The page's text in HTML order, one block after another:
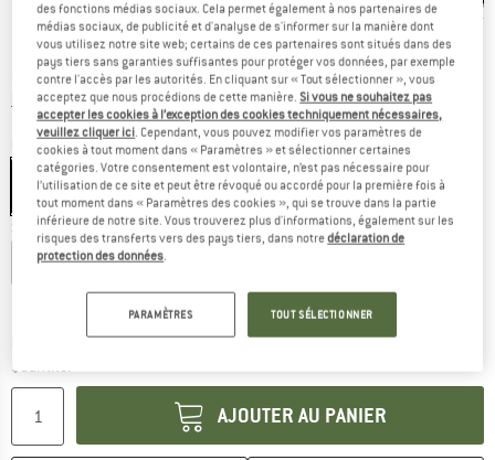
Prix:
28,45€ TVA incl.
hors Frais de livraisonInformations sur les frais de livraison. Ouvre une
Couleur:Black / Turquoise
Sélectionner taille:
EU116 EU128
Guide des tailles
Délai de livraison: 3-5 jours ouvrablesLe lien s'ouvre dans une boîte
Quantité:
AJOUTER AU PANIER
des fonctions médias sociaux. Cela permet également à nos partenaires de
médias sociaux, de publicité et d'analyse de s'informer sur la manière dont
vous utilisez notre site web; certains de ces partenaires sont situés dans des
pays tiers sans garanties suffisantes pour protéger vos données, par exemple
contre l'accès par les autorités. En cliquant sur « Tout sélectionner », vous
acceptez que nous procédions de cette manière.Si vous ne souhaitez pas
accepter les cookies à l’exception des cookies techniquement nécessaires,
veuillez cliquer ici. Cependant, vous pouvez modifier vos paramètres de
cookies à tout moment dans « Paramètres » et sélectionner certaines
catégories. Votre consentement est volontaire, n’est pas nécessaire pour
l’utilisation de ce site et peut être révoqué ou accordé pour la première fois à
tout moment dans « Paramètres des cookies », qui se trouve dans la partie
inférieure de notre site. Vous trouverez plus d'informations, également sur les
risques des transferts vers des pays tiers, dans notredéclaration de
protection des données.
PARAMÈTRES TOUT SÉLECTIONNER